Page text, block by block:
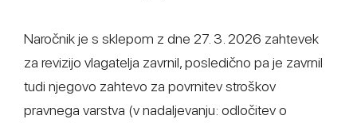
Naročnik je s sklepom z dne 27. 3. 2026 zahtevek
za revizijo vlagatelja zavrnil, posledično pa je zavrnil
tudi njegovo zahtevo za povrnitev stroškov
pravnega varstva (v nadaljevanju: odločitev o